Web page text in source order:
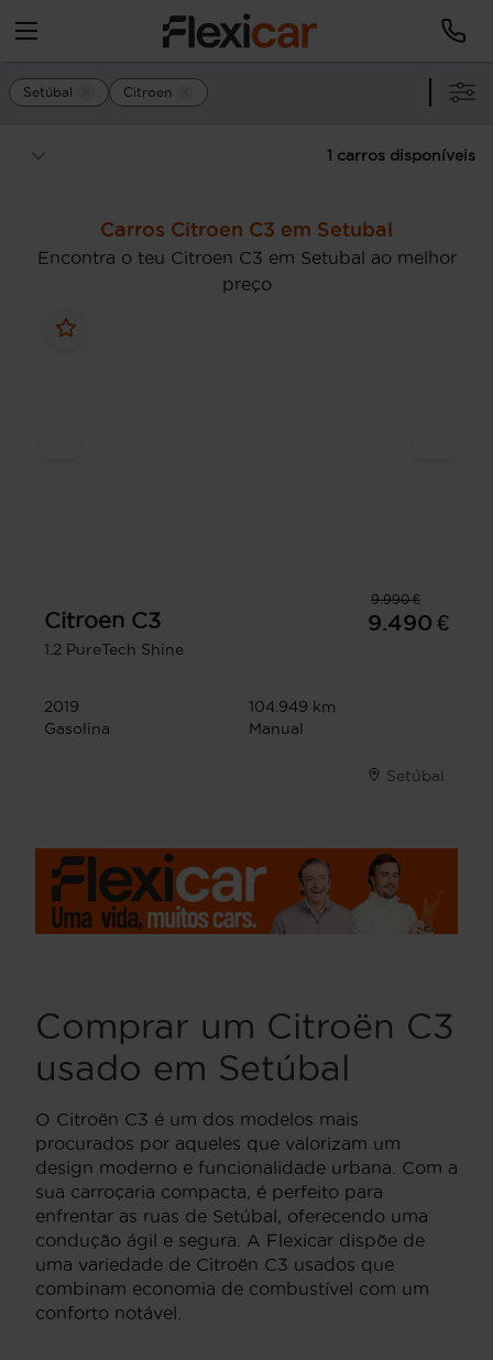
Setúbal Citroen
1 carros disponíveis
Carros Citroen C3 em Setubal
Encontra o teu Citroen C3 em Setubal ao melhor
preço
9.990 €
Citroen C3
1.2 PureTech Shine
9.490 €
2019
104.949 km
Gasolina
Manual
Setúbal
Comprar um Citroën C3
usado em Setúbal
O Citroën C3 é um dos modelos mais
procurados por aqueles que valorizam um
design moderno e funcionalidade urbana. Com a
sua carroçaria compacta, é perfeito para
enfrentar as ruas de Setúbal, oferecendo uma
condução ágil e segura. A Flexicar dispõe de
uma variedade de Citroën C3 usados que
combinam economia de combustível com um
conforto notável.